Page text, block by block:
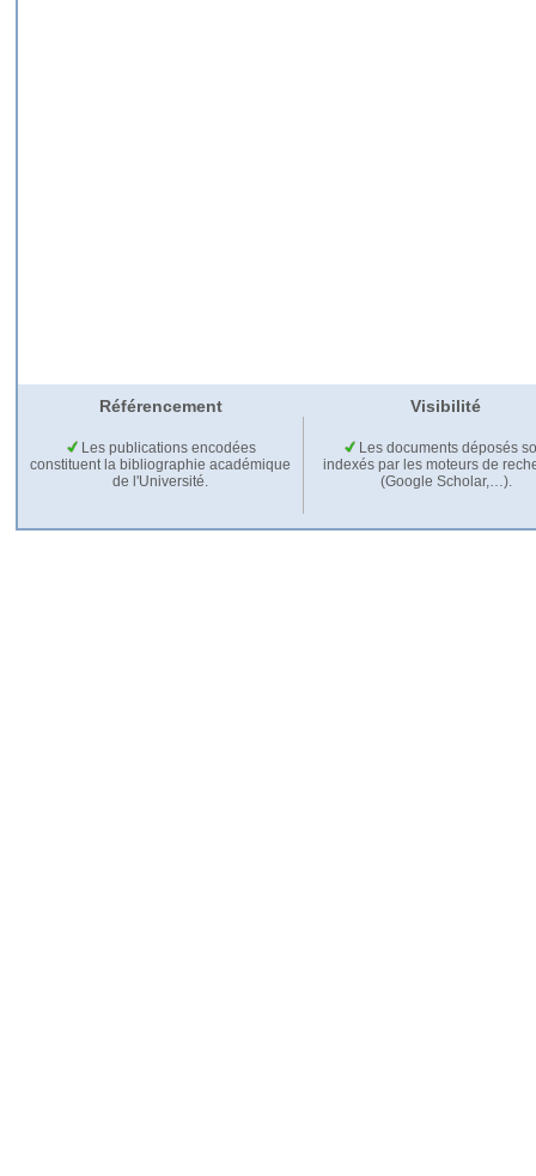
Référencement Visibilité
Les publications encodées
constituent la bibliographie académique
de l'Université.
Les documents déposés
indexés par les moteurs de
(Google Scholar,…).